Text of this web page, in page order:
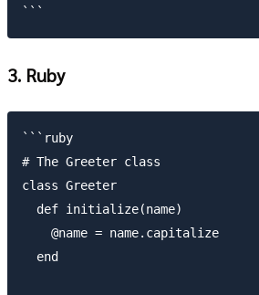
3. Ruby
```ruby
# The Greeter class
class Greeter
  def initialize(name)
    @name = name.capitalize
  end